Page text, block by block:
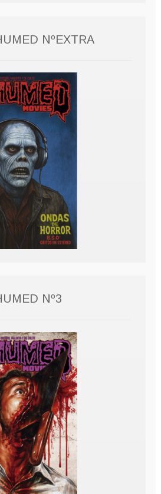
NºEXTRA
Nº3